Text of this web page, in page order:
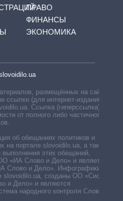
ПРАВО
ФИНАНСЫ
ЭКОНОМИКА
размещённых на сайте,
ссылки (для интернет-изданий —
Ссылка (гиперссылка)
от полного либо частичного
об обещаниях политиков и
на портале slovoidilo.ua, а также
этих обещаний,
«ИА Слово и Дело» и является
Слово и Дело». Инфографики,
slovoidilo.ua, созданы ОО «Система
и Дело» и являются
народного контроля Слово и